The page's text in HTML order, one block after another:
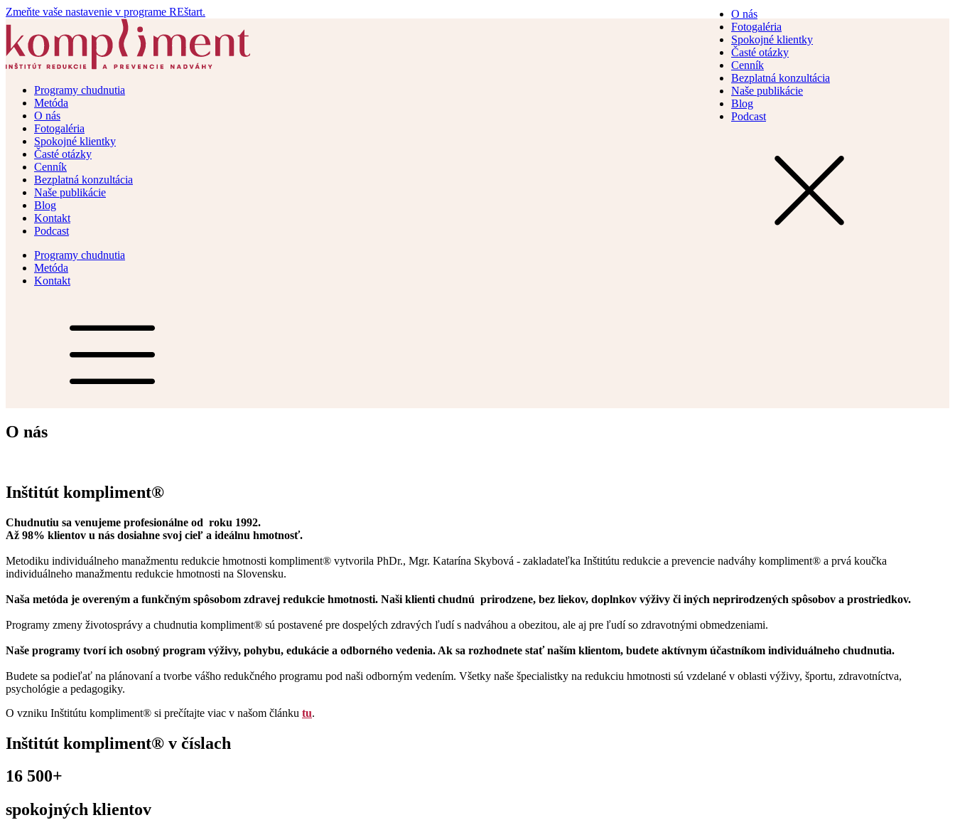
Zmeňte vaše nastavenie v programe REštart.
Programy chudnutia
Metóda
O nás
Fotogaléria
Spokojné klientky
Časté otázky
Cenník
Bezplatná konzultácia
Naše publikácie
Blog
Kontakt
Podcast
Programy chudnutia
Metóda
Kontakt
O nás
Fotogaléria
Spokojné klientky
Časté otázky
Cenník
Bezplatná konzultácia
Naše publikácie
Blog
Podcast
O nás
Inštitút kompliment®
Chudnutiu sa venujeme profesionálne od roku 1992.
Až 98% klientov u nás dosiahne svoj cieľ a ideálnu hmotnosť.
Metodiku individuálneho manažmentu redukcie hmotnosti kompliment® vytvorila PhDr., Mgr. Katarína Skybová - zakladateľka Inštitútu redukcie a prevencie nadváhy kompliment® a prvá koučka
individuálneho manažmentu redukcie hmotnosti na Slovensku.
Naša metóda je overeným a funkčným spôsobom zdravej redukcie hmotnosti. Naši klienti chudnú prirodzene, bez liekov, doplnkov výživy či iných neprirodzených spôsobov a prostriedkov.
Programy zmeny životosprávy a chudnutia kompliment® sú postavené pre dospelých zdravých ľudí s nadváhou a obezitou, ale aj pre ľudí so zdravotnými obmedzeniami.
Naše programy tvorí ich osobný program výživy, pohybu, edukácie a odborného vedenia. Ak sa rozhodnete stať naším klientom, budete aktívnym účastníkom individuálneho chudnutia.
Budete sa podieľať na plánovaní a tvorbe vášho redukčného programu pod naši odborným vedením. Všetky naše špecialistky na redukciu hmotnosti sú vzdelané v oblasti výživy, športu, zdravotníctva,
psychológie a pedagogiky.
O vzniku Inštitútu kompliment® si prečítajte viac v našom článku tu.
Inštitút kompliment® v číslach
16 500+
spokojných klientov